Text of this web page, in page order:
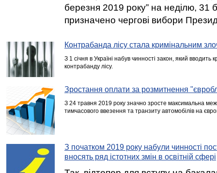
березня 2019 року” на неділю, 31
призначено чергові вибори
Контрабанда лісу стала кримінальним
З 1 січня в Україні набув чинності закон, який вводить
контрабанду лісу.
Зростання оплати за розмитнення
З 24 травня 2019 року значно зросте максимальна
тимчасового ввезення та транзиту автомобілів на
З початком 2019 року набули чинності
вносять ряд істотних змін в освітній сфері